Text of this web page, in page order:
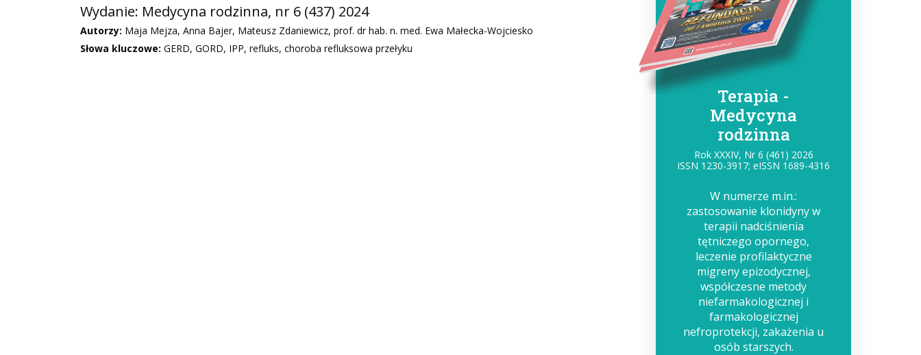
Wydanie: Medycyna rodzinna, nr 6 (437) 2024
Autorzy: Maja Mejza, Anna Bajer, Mateusz Zdaniewicz, prof. dr hab. n. med. Ewa Małecka-Wojciesko
Słowa kluczowe: GERD, GORD, IPP, refluks, choroba refluksowa przełyku
Terapia -
Medycyna
rodzinna
Rok XXXIV, Nr 6 (461) 2026
ISSN 1230-3917; eISSN 1689-4316
W numerze m.in.:
zastosowanie klonidyny w
terapii nadciśnienia
tętniczego opornego,
leczenie profilaktyczne
migreny epizodycznej,
współczesne metody
niefarmakologicznej i
farmakologicznej
nefroprotekcji, zakażenia u
osób starszych.